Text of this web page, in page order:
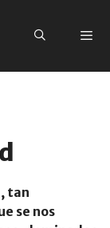
tan
se nos